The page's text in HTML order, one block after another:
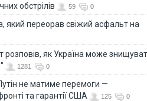
обстрілів
59 0
який переорав свіжий асфальт на
розповів, як Україна може
1281 0
не матиме перемоги —
та гарантії США
125 0